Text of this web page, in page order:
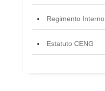
Regimento Interno
Estatuto CENG